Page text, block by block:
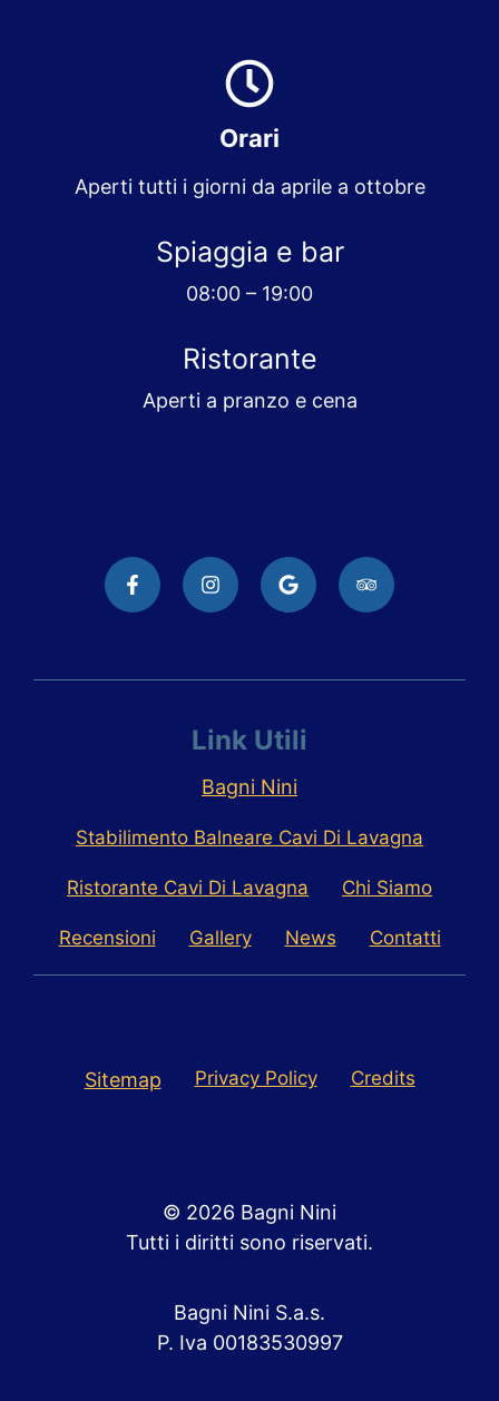
Orari
Aperti tutti i giorni da aprile a ottobre
Spiaggia e bar
08:00 – 19:00
Ristorante
Aperti a pranzo e cena
Link Utili
Bagni Nini
Stabilimento Balneare Cavi Di Lavagna
Ristorante Cavi Di Lavagna Chi Siamo
Recensioni Gallery News Contatti
Sitemap Privacy Policy Credits
© 2026 Bagni Nini
Tutti i diritti sono riservati.
Bagni Nini S.a.s.
P. Iva 00183530997